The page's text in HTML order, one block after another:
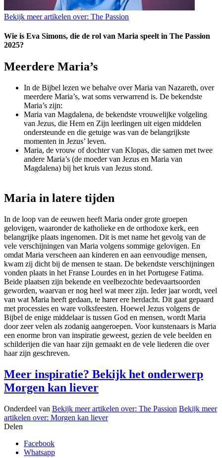
Bekijk meer artikelen over: The Passion
Wie is Eva Simons, die de rol van Maria speelt in The Passion
2025?
Meerdere Maria’s
In de Bijbel lezen we behalve over Maria van Nazareth, over
meerdere Maria’s, wat soms verwarrend is. De bekendste
Maria’s zijn:
Maria van Magdalena, de bekendste vrouwelijke volgeling
van Jezus, die Hem en Zijn leerlingen uit eigen middelen
ondersteunde en die getuige was van de belangrijkste
momenten in Jezus’ leven.
Maria, de vrouw of dochter van Klopas, die samen met twee
andere Maria’s (de moeder van Jezus en Maria van
Magdalena) bij het kruis van Jezus stond.
Maria in latere tijden
In de loop van de eeuwen heeft Maria onder grote groepen
gelovigen, waaronder de katholieke en de orthodoxe kerk, een
belangrijke plaats ingenomen. Dit is met name het gevolg van de
vele verschijningen van Maria volgens sommige gelovigen. En
omdat Maria verscheen aan kinderen en aan eenvoudige mensen,
kwam zij dicht bij de mensen te staan. De bekendste verschijningen
vonden plaats in het Franse Lourdes en in het Portugese Fatima.
Beide plaatsen zijn bekende en veelbezochte bedevaartsoorden
geworden, waarvan er nog heel wat meer zijn. Ieder jaar wordt, veel
van wat Maria heeft gedaan, te harer ere herdacht. Dit gaat gepaard
met processies en ware volksfeesten. Hoewel Jezus volgens de
Bijbel de enige middelaar is tussen God en mensen, wordt Maria
door zeer velen als zodanig aangeroepen. Voor kunstenaars is Maria
een enorme bron van inspiratie geweest, gezien de vele beelden en
schilderijen die van haar zijn gemaakt en de vele liederen die over
haar zijn geschreven.
Meer inspiratie? Bekijk het onderwerp
Morgen kan liever
Onderdeel van Bekijk meer artikelen over: The Passion Bekijk meer
artikelen over: Morgen kan liever
Delen
Facebook
Whatsapp